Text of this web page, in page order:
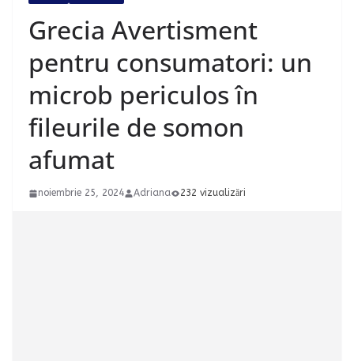
Grecia Avertisment
pentru consumatori: un
microb periculos în
fileurile de somon
afumat
noiembrie 25, 2024 Adriana 232 vizualizări